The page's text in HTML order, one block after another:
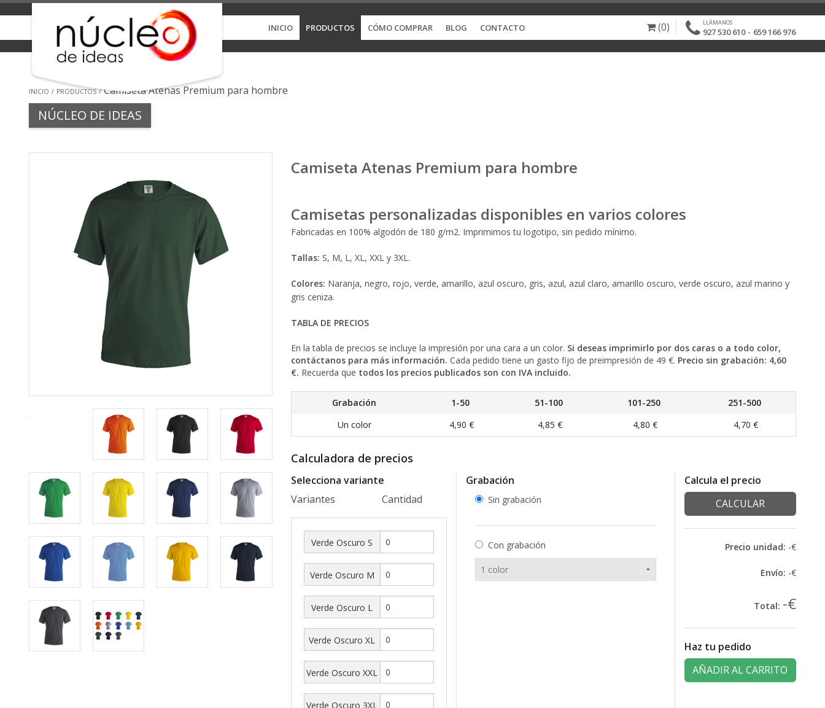
INICIO PRODUCTOS CÓMO COMPRAR BLOG CONTACTO LLÁMANOS
927 530 610- 659 166 976
(0)
INICIO PRODUCTOS Camiseta Atenas Premium para hombre
NÚCLEO DE IDEAS
Camiseta Atenas Premium para hombre
Camisetas personalizadas disponibles en varios colores
Fabricadas en 100% algodón de 180 g/m2. Imprimimos tu logotipo, sin pedido mínimo.
Tallas: S, M, L, XL, XXL y 3XL.
Colores: Naranja, negro, rojo, verde, amarillo, azul oscuro, gris, azul, azul claro, amarillo oscuro, verde oscuro, azul marino y
gris ceniza.
TABLA DE PRECIOS
En la tabla de precios se incluye la impresión por una cara a un color. Si deseas imprimirlo por dos caras o a todo color,
contáctanos para más información. Cada pedido tiene un gasto fijo de preimpresión de 49 €. Precio sin grabación: 4,60
€. Recuerda que todos los precios publicados son con IVA incluido.
Grabación 1-50 51-100 101-250
251-500
Un color
4,90 € 4,85 € 4,80 € 4,70 €
Calculadora de precios
Selecciona variante
Variantes
Cantidad
Verde Oscuro S
Verde Oscuro M
Verde Oscuro L
Verde Oscuro XL
Verde Oscuro XXL
Verde Oscuro 3XL
Grabación
Sin grabación
Con grabación
Calcula el precio
CALCULAR
Precio unidad: -€
Envío: -€
Total: -€
Haz tu pedido
AÑADIR AL CARRITO